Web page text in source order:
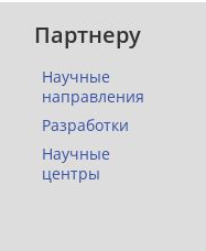
Партнеру
Научные
направления
Разработки
Научные
центры